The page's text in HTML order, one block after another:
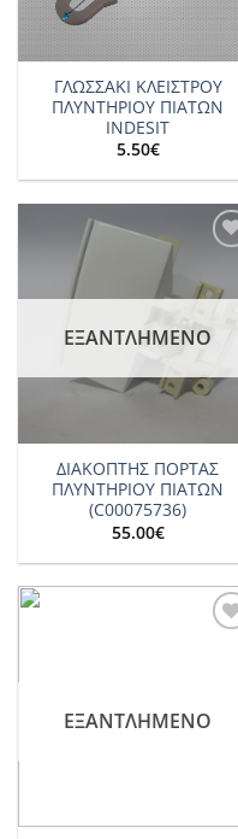
ΓΛΩΣΣΑΚΙ ΚΛΕΙΣΤΡΟΥ
ΠΛΥΝΤΗΡΙΟΥ ΠΙΑΤΩΝ
INDESIT
5.50€
wishlist
ΕΞΑΝΤΛΗΜΈΝΟ
ΔΙΑΚΟΠΤΗΣ ΠΟΡΤΑΣ
ΠΛΥΝΤΗΡΙΟΥ ΠΙΑΤΩΝ
(C00075736)
55.00€
ΕΞΑΝΤΛΗΜΈΝΟ